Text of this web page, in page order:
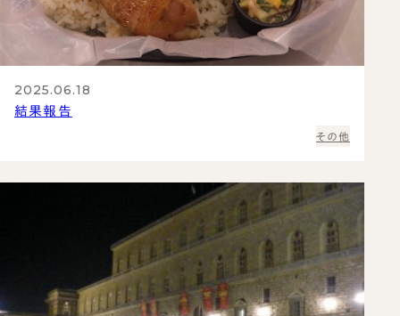
2025.06.18
結果報告
その他